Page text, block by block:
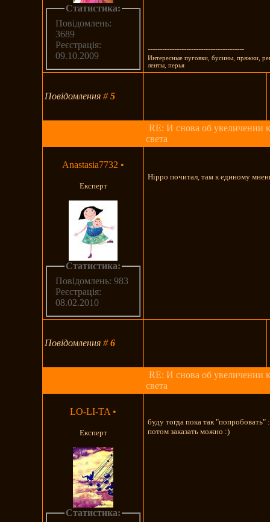
Статистика:
Повідомлень:
3689
Реєстрація:
09.10.2009
----------------------------------------
Интересные пуговки, бусины, пряжки,
ленты, перья
Повідомлення#5
RE: И снова об увеличении
света
Anastasia7732 •
Експерт
Статистика:
Повідомлень: 983
Реєстрація:
08.02.2010
Hippo почитал, там к единому
Повідомлення#6
RE: И снова об увеличении
света
LO-LI-TA •
Експерт
Статистика:
буду тогда пока так "попробовать"
потом заказать можно :)